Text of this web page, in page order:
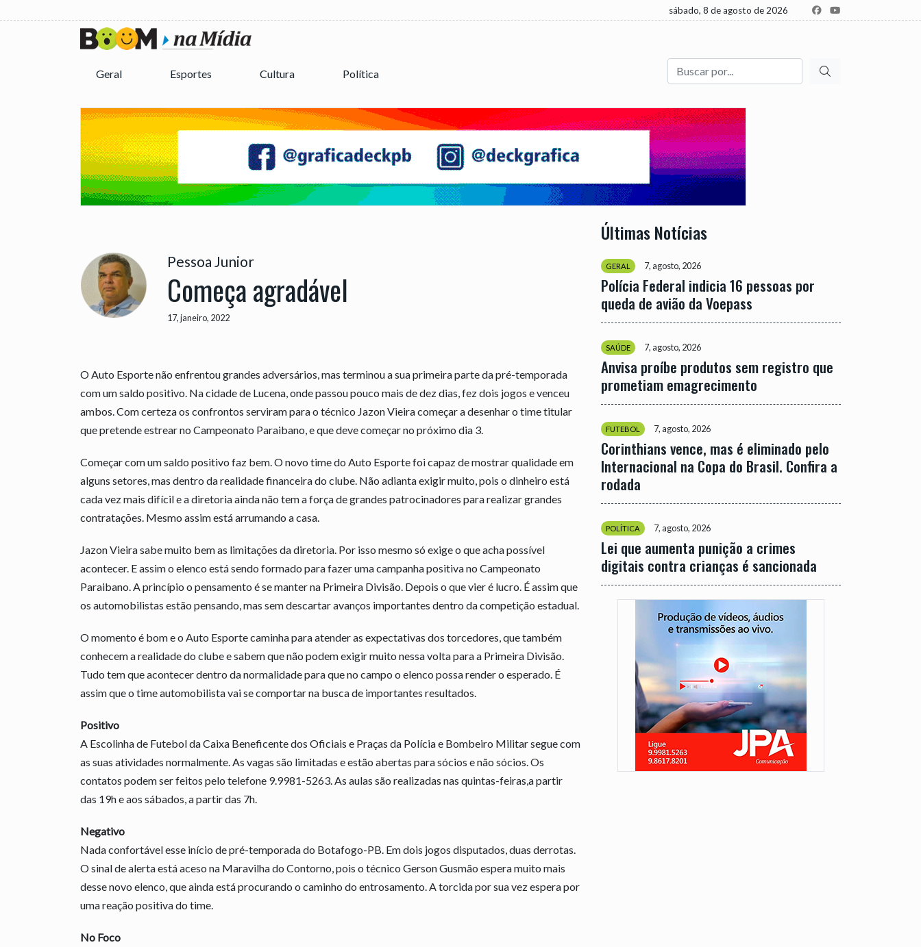
sábado, 8 de agosto de 2026
Geral Esportes Cultura Política
Buscar
Pessoa Junior
Começa agradável
17, janeiro, 2022
O Auto Esporte não enfrentou grandes adversários, mas terminou a sua primeira parte da pré-temporada
com um saldo positivo. Na cidade de Lucena, onde passou pouco mais de dez dias, fez dois jogos e venceu
ambos. Com certeza os confrontos serviram para o técnico Jazon Vieira começar a desenhar o time titular
que pretende estrear no Campeonato Paraibano, e que deve começar no próximo dia 3.
Começar com um saldo positivo faz bem. O novo time do Auto Esporte foi capaz de mostrar qualidade em
alguns setores, mas dentro da realidade financeira do clube. Não adianta exigir muito, pois o dinheiro está
cada vez mais difícil e a diretoria ainda não tem a força de grandes patrocinadores para realizar grandes
contratações. Mesmo assim está arrumando a casa.
Jazon Vieira sabe muito bem as limitações da diretoria. Por isso mesmo só exige o que acha possível
acontecer. E assim o elenco está sendo formado para fazer uma campanha positiva no Campeonato
Paraibano. A princípio o pensamento é se manter na Primeira Divisão. Depois o que vier é lucro. É assim que
os automobilistas estão pensando, mas sem descartar avanços importantes dentro da competição estadual.
O momento é bom e o Auto Esporte caminha para atender as expectativas dos torcedores, que também
conhecem a realidade do clube e sabem que não podem exigir muito nessa volta para a Primeira Divisão.
Tudo tem que acontecer dentro da normalidade para que no campo o elenco possa render o esperado. É
assim que o time automobilista vai se comportar na busca de importantes resultados.
Positivo
A Escolinha de Futebol da Caixa Beneficente dos Oficiais e Praças da Polícia e Bombeiro Militar segue com
as suas atividades normalmente. As vagas são limitadas e estão abertas para sócios e não sócios. Os
contatos podem ser feitos pelo telefone 9.9981-5263. As aulas são realizadas nas quintas-feiras,a partir
das 19h e aos sábados, a partir das 7h.
Negativo
Nada confortável esse início de pré-temporada do Botafogo-PB. Em dois jogos disputados, duas derrotas.
O sinal de alerta está aceso na Maravilha do Contorno, pois o técnico Gerson Gusmão espera muito mais
desse novo elenco, que ainda está procurando o caminho do entrosamento. A torcida por sua vez espera por
uma reação positiva do time.
No Foco
Últimas Notícias
GERAL 7, agosto, 2026
Polícia Federal indicia 16 pessoas por
queda de avião da Voepass
SAÚDE 7, agosto, 2026
Anvisa proíbe produtos sem registro que
prometiam emagrecimento
FUTEBOL 7, agosto, 2026
Corinthians vence, mas é eliminado pelo
Internacional na Copa do Brasil. Confira a
rodada
POLÍTICA 7, agosto, 2026
Lei que aumenta punição a crimes
digitais contra crianças é sancionada